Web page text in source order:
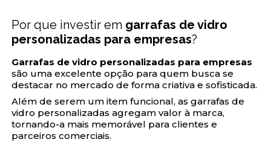
Por que investir em garrafas de vidro
personalizadas para empresas?
Garrafas de vidro personalizadas para empresas
são uma excelente opção para quem busca se
destacar no mercado de forma criativa e sofisticada.
Além de serem um item funcional, as garrafas de
vidro personalizadas agregam valor à marca,
tornando-a mais memorável para clientes e
parceiros comerciais.